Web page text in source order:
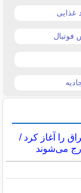
غذایی
را آغاز کرد /
می‌شوند